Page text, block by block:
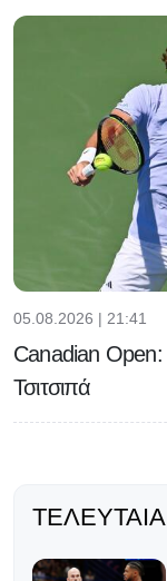
05.08.2026 | 21:41
Canadian Open:
Τσιτσιπά